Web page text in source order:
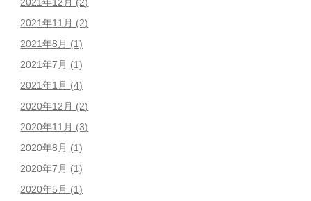
2021年11月 (2)
2021年8月 (1)
2021年7月 (1)
2021年1月 (4)
2020年12月 (2)
2020年11月 (3)
2020年8月 (1)
2020年7月 (1)
2020年5月 (1)